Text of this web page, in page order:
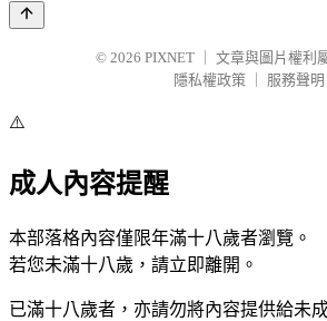
© 2026 PIXNET
文章與圖片權利
隱私權政策
服務聲明
⚠️
成人內容提醒
本部落格內容僅限年滿十八歲者瀏覽。
若您未滿十八歲，請立即離開。
已滿十八歲者，亦請勿將內容提供給未